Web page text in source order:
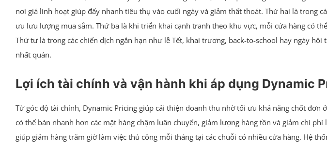
nơi giá linh hoạt giúp đẩy nhanh tiêu thụ vào cuối ngày và giảm thất thoát. Thứ hai là trong
ưu lưu lượng mua sắm. Thứ ba là khi triển khai cạnh tranh theo khu vực, mỗi cửa hàng có
Thứ tư là trong các chiến dịch ngắn hạn như lễ Tết, khai trương, back-to-school hay ngày
nhất quán.
Lợi ích tài chính và vận hành khi áp dụng Dynamic
Từ góc độ tài chính, Dynamic Pricing giúp cải thiện doanh thu nhờ tối ưu khả năng chốt
có thể bán nhanh hơn các mặt hàng chậm luân chuyển, giảm lượng hàng tồn và giảm chi
giúp giảm hàng trăm giờ làm việc thủ công mỗi tháng tại các chuỗi có nhiều cửa hàng. Hệ